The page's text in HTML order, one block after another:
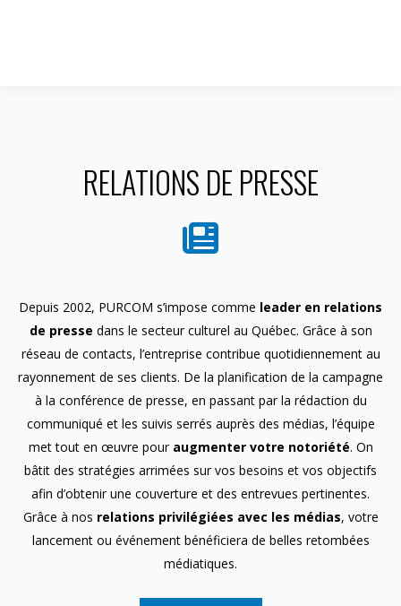
RELATIONS DE PRESSE
Depuis 2002, PURCOM s’impose comme leader en relations
de presse dans le secteur culturel au Québec. Grâce à son
réseau de contacts, l’entreprise contribue quotidiennement au
rayonnement de ses clients. De la planification de la campagne
à la conférence de presse, en passant par la rédaction du
communiqué et les suivis serrés auprès des médias, l’équipe
met tout en œuvre pour augmenter votre notoriété. On
bâtit des stratégies arrimées sur vos besoins et vos objectifs
afin d’obtenir une couverture et des entrevues pertinentes.
Grâce à nos relations privilégiées avec les médias, votre
lancement ou événement bénéficiera de belles retombées
médiatiques.